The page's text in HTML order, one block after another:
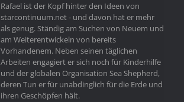
Rafael ist der Kopf hinter den Ideen von
starcontinuum.net - und davon hat er mehr
als genug. Ständig am Suchen von Neuem und
am Weiterentwickeln von bereits
Vorhandenem. Neben seinen täglichen
Arbeiten engagiert er sich noch für Kinderhilfe
und der globalen Organisation Sea Shepherd,
deren Tun er für unabdinglich für die Erde und
ihren Geschöpfen hält.